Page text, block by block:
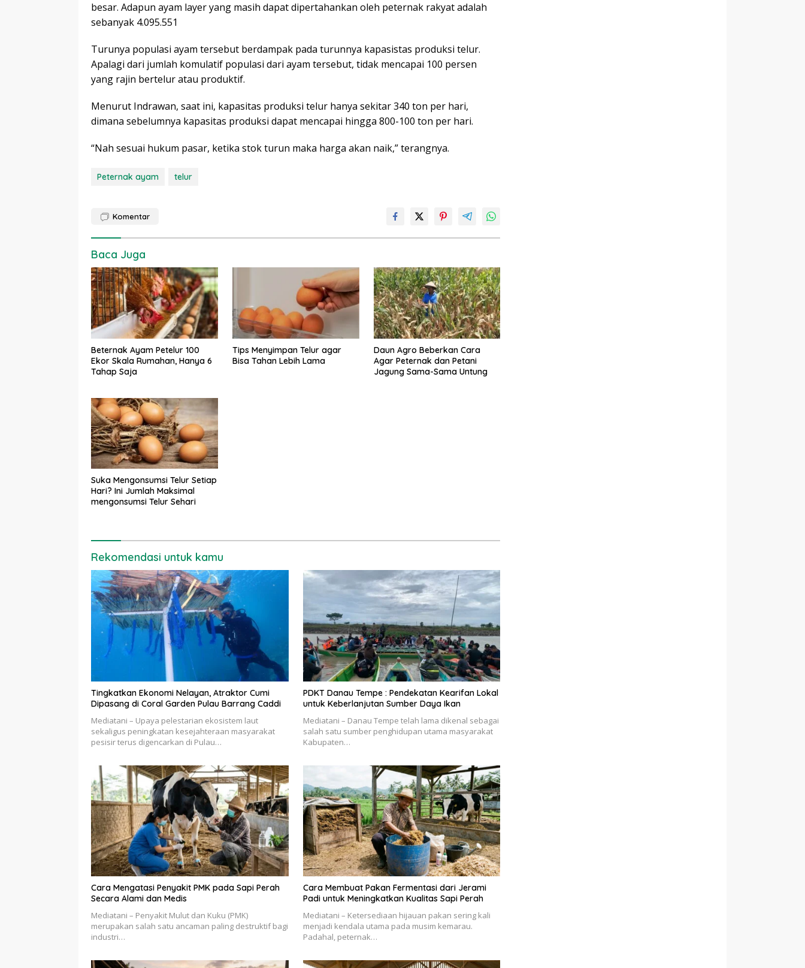
besar. Adapun ayam layer yang masih dapat dipertahankan oleh peternak rakyat adalah
sebanyak 4.095.551
Turunya populasi ayam tersebut berdampak pada turunnya kapasistas produksi telur.
Apalagi dari jumlah komulatif populasi dari ayam tersebut, tidak mencapai 100 persen
yang rajin bertelur atau produktif.
Menurut Indrawan, saat ini, kapasitas produksi telur hanya sekitar 340 ton per hari,
dimana sebelumnya kapasitas produksi dapat mencapai hingga 800-100 ton per hari.
“Nah sesuai hukum pasar, ketika stok turun maka harga akan naik,” terangnya.
Peternak ayam telur
Komentar
Baca Juga
Beternak Ayam Petelur 100
Ekor Skala Rumahan, Hanya 6
Tahap Saja
Tips Menyimpan Telur agar
Bisa Tahan Lebih Lama
Daun Agro Beberkan Cara
Agar Peternak dan Petani
Jagung Sama-Sama Untung
Suka Mengonsumsi Telur Setiap
Hari? Ini Jumlah Maksimal
mengonsumsi Telur Sehari
Rekomendasi untuk kamu
Tingkatkan Ekonomi Nelayan, Atraktor Cumi
Dipasang di Coral Garden Pulau Barrang Caddi
Mediatani – Upaya pelestarian ekosistem laut
sekaligus peningkatan kesejahteraan masyarakat
pesisir terus digencarkan di Pulau…
PDKT Danau Tempe : Pendekatan Kearifan Lokal
untuk Keberlanjutan Sumber Daya Ikan
Mediatani – Danau Tempe telah lama dikenal sebagai
salah satu sumber penghidupan utama masyarakat
Kabupaten…
Cara Mengatasi Penyakit PMK pada Sapi Perah
Secara Alami dan Medis
Mediatani – Penyakit Mulut dan Kuku (PMK)
merupakan salah satu ancaman paling destruktif bagi
industri…
Cara Membuat Pakan Fermentasi dari Jerami
Padi untuk Meningkatkan Kualitas Sapi Perah
Mediatani – Ketersediaan hijauan pakan sering kali
menjadi kendala utama pada musim kemarau.
Padahal, peternak…